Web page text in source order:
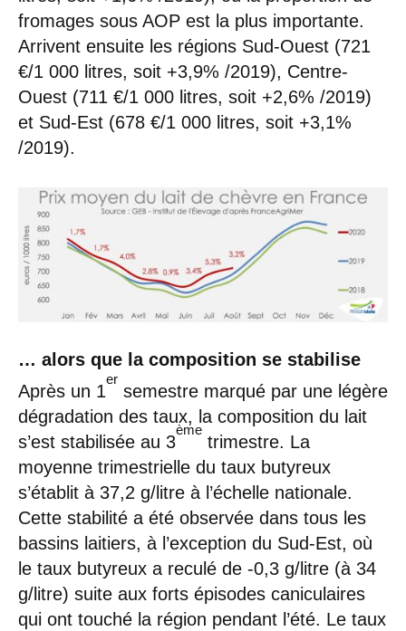
fromages sous AOP est la plus importante.
Arrivent ensuite les régions Sud-Ouest (721
€/1 000 litres, soit +3,9% /2019), Centre-
Ouest (711 €/1 000 litres, soit +2,6% /2019)
et Sud-Est (678 €/1 000 litres, soit +3,1%
/2019).
… alors que la composition se stabilise
Après un 1
er
semestre marqué par une légère
dégradation des taux, la composition du lait
s’est stabilisée au 3
ème
trimestre. La
moyenne trimestrielle du taux butyreux
s’établit à 37,2 g/litre à l’échelle nationale.
Cette stabilité a été observée dans tous les
bassins laitiers, à l’exception du Sud-Est, où
le taux butyreux a reculé de -0,3 g/litre (à 34
g/litre) suite aux forts épisodes caniculaires
qui ont touché la région pendant l’été. Le taux